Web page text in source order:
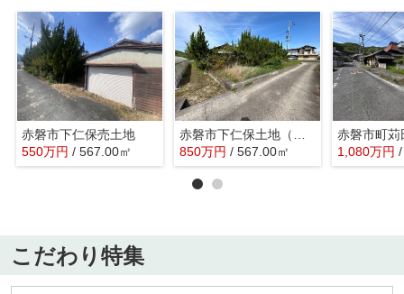
赤磐市下仁保売土地
550万円 / 567.00㎡
850万円 / 567.00㎡ 1,080万円
こだわり特集